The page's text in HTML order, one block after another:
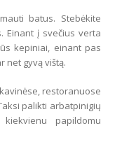
batus. Stebėkite
Einant į svečius verta
kepiniai, einant pas
net gyvą vištą.
restoranuose
palikti arbatpinigių
papildomu